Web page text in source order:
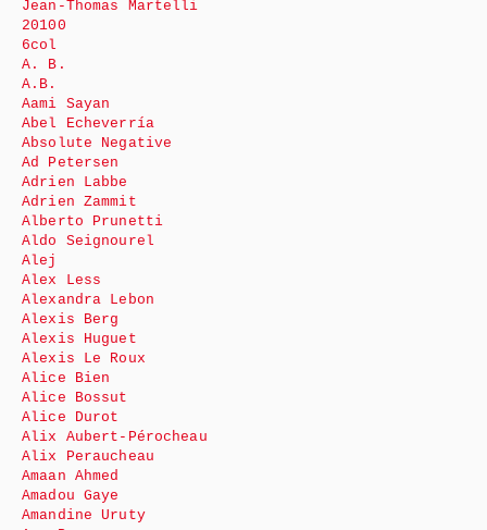
Jean-Thomas Martelli
20100
6col
A. B.
A.B.
Aami Sayan
Abel Echeverría
Absolute Negative
Ad Petersen
Adrien Labbe
Adrien Zammit
Alberto Prunetti
Aldo Seignourel
Alej
Alex Less
Alexandra Lebon
Alexis Berg
Alexis Huguet
Alexis Le Roux
Alice Bien
Alice Bossut
Alice Durot
Alix Aubert-Pérocheau
Alix Peraucheau
Amaan Ahmed
Amadou Gaye
Amandine Uruty